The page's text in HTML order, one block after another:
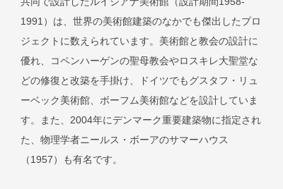
1991）は、世界の美術館建築のなかでも傑出したプロ
ジェクトに数えられています。美術館と教会の設計に
優れ、コペンハーゲンの聖母教会やロスキレ大聖堂な
どの修復と改築を手掛け、ドイツでもグスタフ・リュ
ーベック美術館、ボーフム美術館などを設計していま
す。また、2004年にデンマーク重要建築物に指定され
た、物理学者ニールス・ボーアのサマーハウス
（1957）も有名です。